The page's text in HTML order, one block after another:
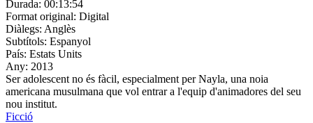
Durada: 00:13:54
Format original: Digital
Diàlegs: Anglès
Subtítols: Espanyol
País: Estats Units
Any: 2013
Ser adolescent no és fàcil, especialment per Nayla, una noia
americana musulmana que vol entrar a l'equip d'animadores del seu
nou institut.
Ficció